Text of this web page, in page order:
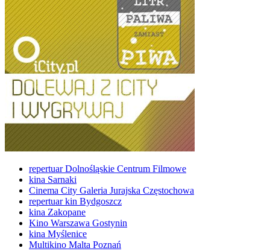
repertuar Dolnośląskie Centrum Filmowe
kina Sarnaki
Cinema City Galeria Jurajska Częstochowa
repertuar kin Bydgoszcz
kina Zakopane
Kino Warszawa Gostynin
kina Myślenice
Multikino Malta Poznań